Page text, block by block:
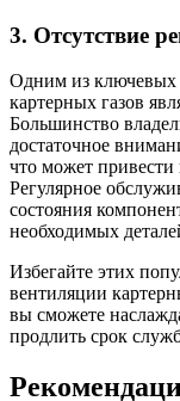
3. Отсутствие
Одним из ключевых
картерных газов
Большинство
достаточное
что может
Регулярное
состояния
необходимых
Избегайте этих
вентиляции
вы сможете
продлить срок